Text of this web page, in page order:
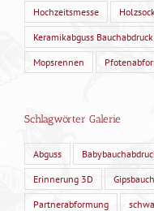
Hochzeitsmesse
Keramikabguss Bauchabdruck
Mopsrennen
Schlagwörter Galerie
Abguss
Erinnerung 3D Gipsbauch
Partnerabformung